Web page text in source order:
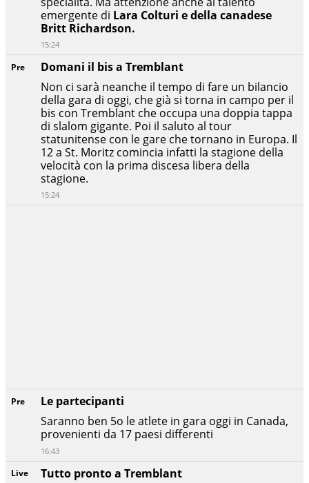
Live
Tutto pronto a Tremblant
Pre
Le partecipanti
Saranno ben 5o le atlete in gara oggi in Canada,
provenienti da 17 paesi differenti
16:43
Pre
Domani il bis a Tremblant
Non ci sarà neanche il tempo di fare un bilancio
della gara di oggi, che già si torna in campo per il
bis con Tremblant che occupa una doppia tappa
di slalom gigante. Poi il saluto al tour
statunitense con le gare che tornano in Europa. Il
12 a St. Moritz comincia infatti la stagione della
velocità con la prima discesa libera della
stagione.
15:24
emergente di Lara Colturi e della canadese
Britt Richardson.
15:24